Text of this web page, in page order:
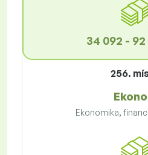
34 092 -
256.
Ekonomika,